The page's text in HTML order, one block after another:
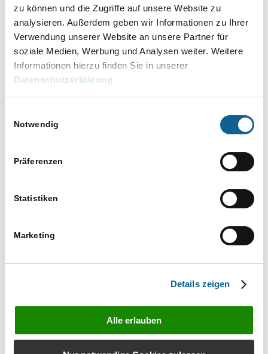
zu können und die Zugriffe auf unsere Website zu
analysieren. Außerdem geben wir Informationen zu Ihrer
Verwendung unserer Website an unsere Partner für
soziale Medien, Werbung und Analysen weiter. Weitere
Informationen hierzu finden Sie in unserer
Datenschutzerklärung.
Notwendig
Präferenzen
Statistiken
Marketing
Details zeigen
Alle erlauben
069 28 26 69
Email
kanzlei@frankfurter-anwaltsverein.de
Webseite
http://www.frankfurter-anwaltsverein.de
Frankfurter Anwaltsverein e.V.
Gerichtsstraße 2, 60313 Frankfurt
E-Mail: kanzlei@frankfurter-anwaltsverein.de
Hinweis
Es wurden keine Ergebnisse gefunden.
Anstehende
wählen.